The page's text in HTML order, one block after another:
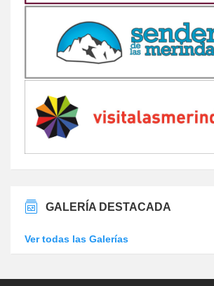
GALERÍA DESTACADA
Ver todas las Galerías